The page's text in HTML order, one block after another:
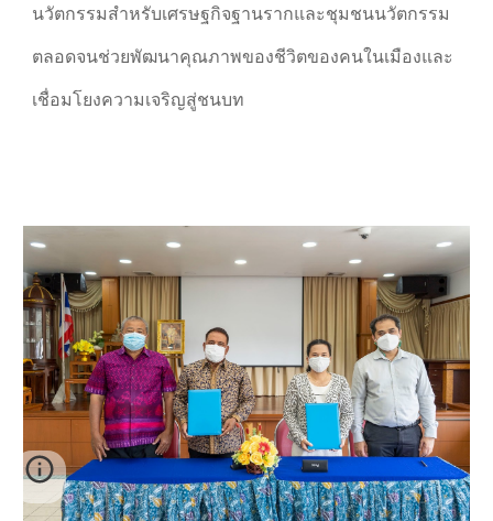
นวัตกรรมสำหรับเศรษฐกิจฐานรากและชุมชนนวัตกรรม
ตลอดจนช่วยพัฒนาคุณภาพของชีวิตของคนในเมืองและ
เชื่อมโยงความเจริญสู่ชนบท